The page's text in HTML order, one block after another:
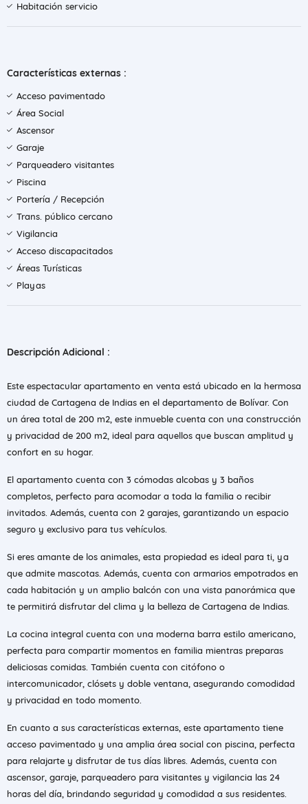
Habitación servicio
Características externas :
Acceso pavimentado
Área Social
Ascensor
Garaje
Parqueadero visitantes
Piscina
Portería / Recepción
Trans. público cercano
Vigilancia
Acceso discapacitados
Áreas Turísticas
Playas
Descripción Adicional :
Este espectacular apartamento en venta está ubicado en la hermosa
ciudad de Cartagena de Indias en el departamento de Bolívar. Con
un área total de 200 m2, este inmueble cuenta con una construcción
y privacidad de 200 m2, ideal para aquellos que buscan amplitud y
confort en su hogar.
El apartamento cuenta con 3 cómodas alcobas y 3 baños
completos, perfecto para acomodar a toda la familia o recibir
invitados. Además, cuenta con 2 garajes, garantizando un espacio
seguro y exclusivo para tus vehículos.
Si eres amante de los animales, esta propiedad es ideal para ti, ya
que admite mascotas. Además, cuenta con armarios empotrados en
cada habitación y un amplio balcón con una vista panorámica que
te permitirá disfrutar del clima y la belleza de Cartagena de Indias.
La cocina integral cuenta con una moderna barra estilo americano,
perfecta para compartir momentos en familia mientras preparas
deliciosas comidas. También cuenta con citófono o
intercomunicador, clósets y doble ventana, asegurando comodidad
y privacidad en todo momento.
En cuanto a sus características externas, este apartamento tiene
acceso pavimentado y una amplia área social con piscina, perfecta
para relajarte y disfrutar de tus días libres. Además, cuenta con
ascensor, garaje, parqueadero para visitantes y vigilancia las 24
horas del día, brindando seguridad y comodidad a sus residentes.